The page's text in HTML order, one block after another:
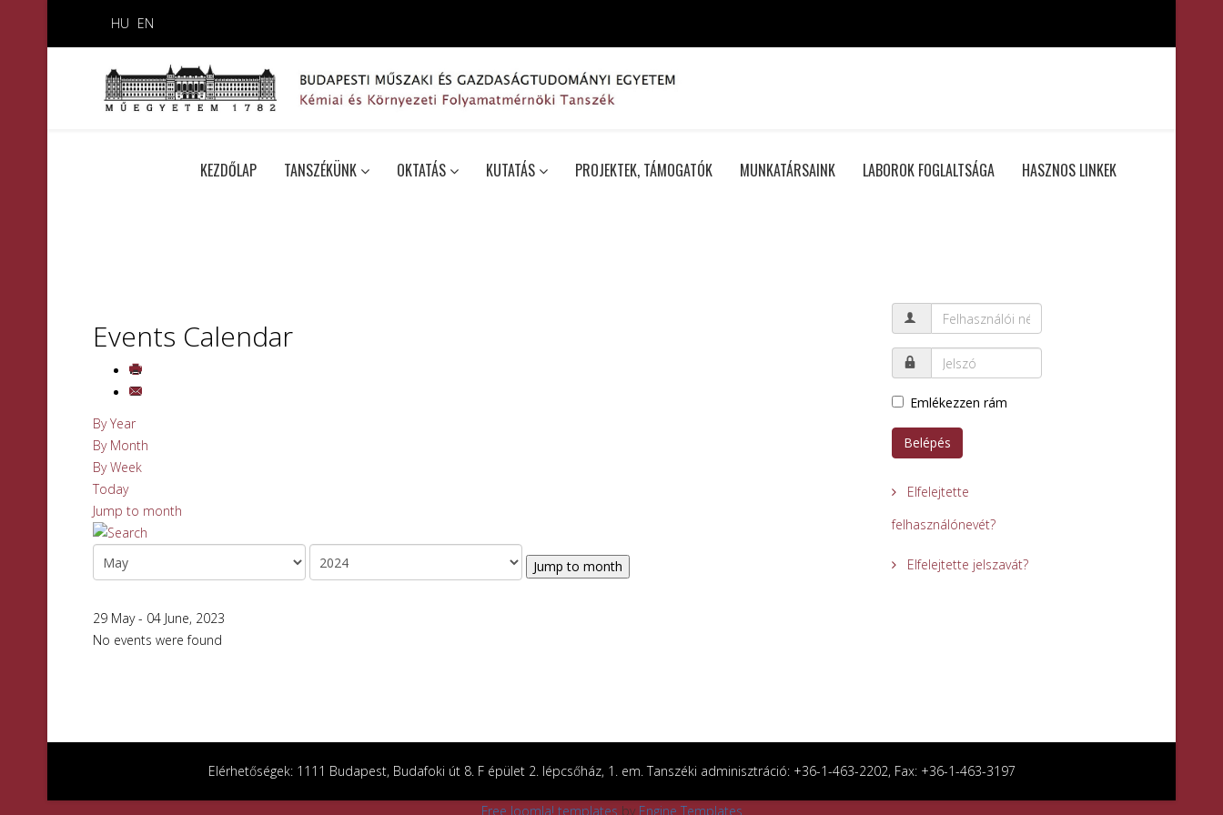
HU EN
KEZDŐLAP TANSZÉKÜNK OKTATÁS KUTATÁS PROJEKTEK, TÁMOGATÓK MUNKATÁRSAINK LABOROK FOGLALTSÁGA HASZNOS LINKEK
Events Calendar
By Year
By Month
By Week
Today
Jump to month
Jump to month
29 May - 04 June, 2023
No events were found
Emlékezzen rám
Belépés
Elfelejtette
felhasználónevét?
Elfelejtette jelszavát?
Elérhetőségek: 1111 Budapest, Budafoki út 8. F épület 2. lépcsőház, 1. em. Tanszéki adminisztráció: +36-1-463-2202, Fax: +36-1-463-3197
Free Joomla! templates by Engine Templates